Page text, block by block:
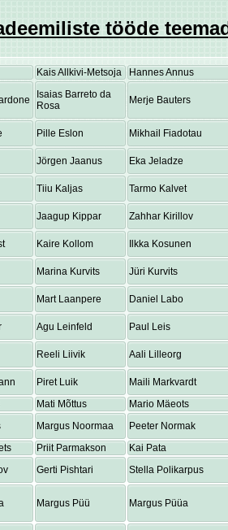
tööde
Kais Allkivi-Metsoja Hannes Annus
Isaias Barreto da
Rosa
Merje Bauters
Pille Eslon Mikhail Fiadotau
Jörgen Jaanus Eka Jeladze
Tiiu Kaljas Tarmo Kalvet
Jaagup Kippar Zahhar Kirillov
Kaire Kollom Ilkka Kosunen
Marina Kurvits Jüri Kurvits
Mart Laanpere Daniel Labo
Agu Leinfeld Paul Leis
Reeli Liivik Aali Lilleorg
Piret Luik
Maili Markvardt
Mati Mõttus
Mario Mäeots
Margus Noormaa
Peeter Normak
Priit Parmakson
Kai Pata
Gerti Pishtari Stella Polikarpus
Margus Püü Margus Püüa